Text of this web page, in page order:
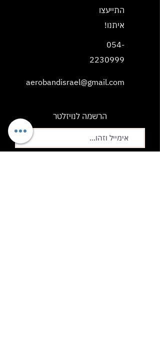
התייעצו
איתנו!
054-
2230999
aerobandisrael@gmail.com
הרשמה לנויזלטר